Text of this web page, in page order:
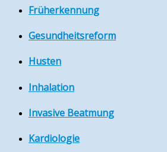
Früherkennung
Gesundheitsreform
Husten
Inhalation
Invasive Beatmung
Kardiologie